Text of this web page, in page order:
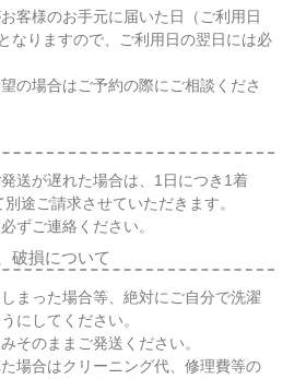
客様のお手元に届いた日（ご利用日
なりますので、ご利用日の翌日には必
の場合はご予約の際にご相談くださ
送が遅れた場合は、1日につき1着
途ご請求させていただきます。
ずご連絡ください。
破損について
まった場合等、絶対にご自分で洗濯
にしてください。
そのままご発送ください。
場合はクリーニング代、修理費等の